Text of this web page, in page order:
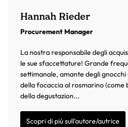
Hannah Rieder
Procurement Manager
La nostra responsabile degli
le sue sfaccettature! Grande
settimanale, amante degli
della focaccia al rosmarino (come
della degustazion...
Scopri di più sull'autore/autrice